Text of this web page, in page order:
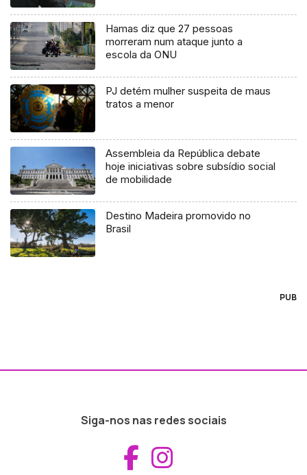
Hamas diz que 27 pessoas
morreram num ataque junto a
escola da ONU
PJ detém mulher suspeita de maus
tratos a menor
Assembleia da República debate
hoje iniciativas sobre subsídio social
de mobilidade
Destino Madeira promovido no
Brasil
PUB
Siga-nos nas redes sociais
Aceder ao